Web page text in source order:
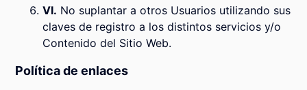
VI. No suplantar a otros Usuarios utilizando sus
claves de registro a los distintos servicios y/o
Contenido del Sitio Web.
Política de enlaces